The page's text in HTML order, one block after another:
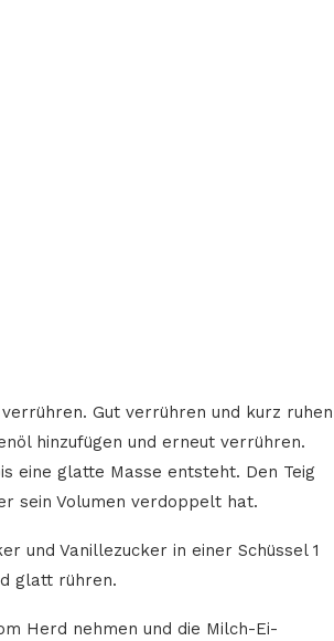
Gut verrühren und kurz ruhen
hinzufügen und erneut verrühren.
eine glatte Masse entsteht. Den Teig
sein Volumen verdoppelt hat.
und Vanillezucker in einer Schüssel 1
glatt rühren.
Herd nehmen und die Milch-Ei-